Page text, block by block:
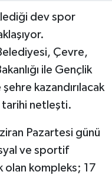
dev spor
Çevre,
ile Gençlik
kazandırılacak
tarihi netleşti.
Pazartesi günü
ve sportif
olan kompleks; 17